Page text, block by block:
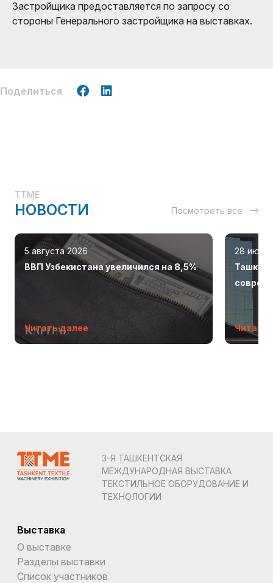
Застройщика предоставляется по запросу со
стороны Генерального застройщика на выставках.
Поделиться
TTME
НОВОСТИ Посмотреть все
5 августа 2026
ВВП Узбекистана увеличился на 8,5%
Читать далее
28 июля
Читать
3-Я ТАШКЕНТСКАЯ
МЕЖДУНАРОДНАЯ ВЫСТАВКА
ТЕКСТИЛЬНОЕ ОБОРУДОВАНИЕ И
ТЕХНОЛОГИИ
Выставка
О выставке
Разделы выставки
Список участников